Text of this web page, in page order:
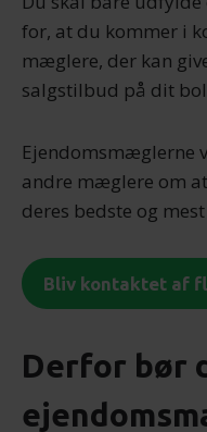
for, at du kommer i
mæglere, der kan
salgstilbud på dit
Ejendomsmæglerne
andre mæglere om
deres bedste og
Bliv kontaktet af
Derfor bør